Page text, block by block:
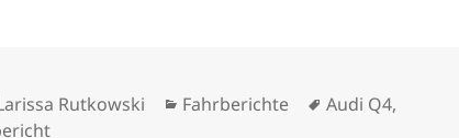
Rutkowski Kategorien
Fahrberichte Schlagwörter
Audi Q4,